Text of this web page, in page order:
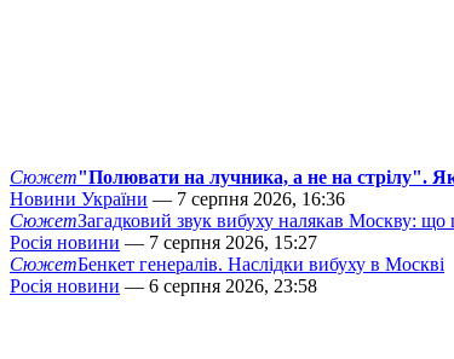
Сюжет"Полювати на лучника, а не на стрілу". Як
Новини України — 7 серпня 2026, 16:36
СюжетЗагадковий звук вибуху налякав Москву: що
Росія новини — 7 серпня 2026, 15:27
СюжетБенкет генералів. Наслідки вибуху в Москві
Росія новини — 6 серпня 2026, 23:58